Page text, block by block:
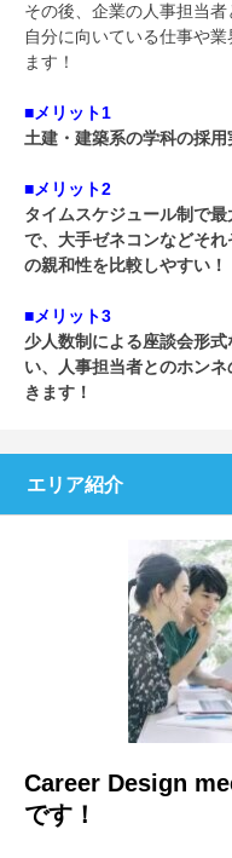
その後、企業の人事担当
自分に向いている仕事や
ます！
■メリット1
土建・建築系の学科の採
■メリット2
タイムスケジュール制で
で、大手ゼネコンなどそ
の親和性を比較しやすい！
■メリット3
少人数制による座談会形
い、人事担当者とのホン
きます！
エリア紹介
Career Design
です！